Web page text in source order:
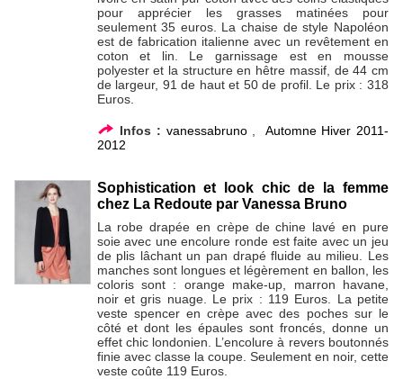
pour apprécier les grasses matinées pour
seulement 35 euros. La chaise de style Napoléon
est de fabrication italienne avec un revêtement en
coton et lin. Le garnissage est en mousse
polyester et la structure en hêtre massif, de 44 cm
de largeur, 91 de haut et 50 de profil. Le prix : 318
Euros.
Infos : vanessabruno, Automne Hiver 2011-
2012
Sophistication et look chic de la femme
chez La Redoute par Vanessa Bruno
La robe drapée en crèpe de chine lavé en pure
soie avec une encolure ronde est faite avec un jeu
de plis lâchant un pan drapé fluide au milieu. Les
manches sont longues et légèrement en ballon, les
coloris sont : orange make-up, marron havane,
noir et gris nuage. Le prix : 119 Euros. La petite
veste spencer en crèpe avec des poches sur le
côté et dont les épaules sont froncés, donne un
effet chic londonien. L’encolure à revers boutonnés
finie avec classe la coupe. Seulement en noir, cette
veste coûte 119 Euros.